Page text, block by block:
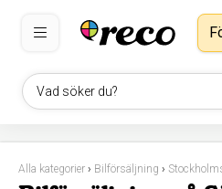
Vad söker du?
Alla kategorier › Bilförsäljning ›